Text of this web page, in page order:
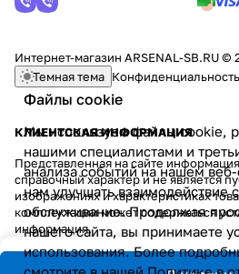
Файлы cookie
Мы используем файлы cookie,
нашими специалистами и
анализа событий на нашем веб-
нам улучшать взаимодействие
обслуживание. Продолжая
нашего сайта, вы принимаете
использования. Более
Интернет-магазин ARSENAL-SB.RU ©
Темная тема Конфиденциальность
КЛИЕНТСКАЯ ИНФОРМАЦИЯ
Представленная на сайте
справочный характер и не является
изображениях и характеристиках
комплектации может содержаться
информация.